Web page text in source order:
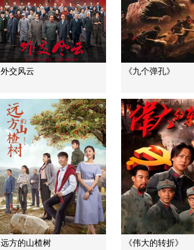
外交风云 《九个弹孔》
远方的山楂树 《伟大的转折》